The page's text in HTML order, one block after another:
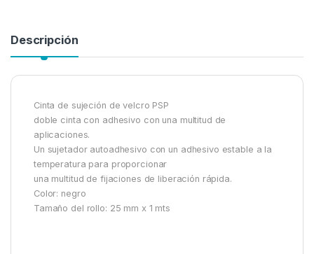
Descripción
Cinta de sujeción de velcro PSP
doble cinta con adhesivo con una multitud de
aplicaciones.
Un sujetador autoadhesivo con un adhesivo estable a la
temperatura para proporcionar
una multitud de fijaciones de liberación rápida.
Color: negro
Tamaño del rollo: 25 mm x 1 mts